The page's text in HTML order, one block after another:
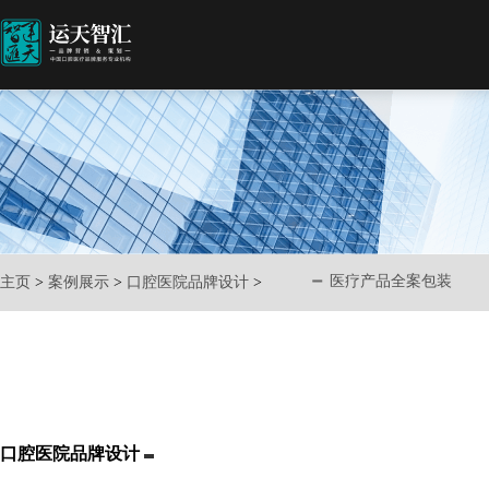
主页 > 案例展示 > 口腔医院品牌设计 > 医疗产品全案包装
口腔医院品牌设计